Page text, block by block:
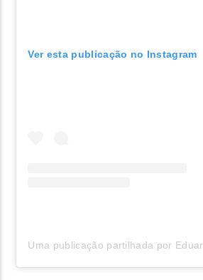
Ver esta publicação no Instagram